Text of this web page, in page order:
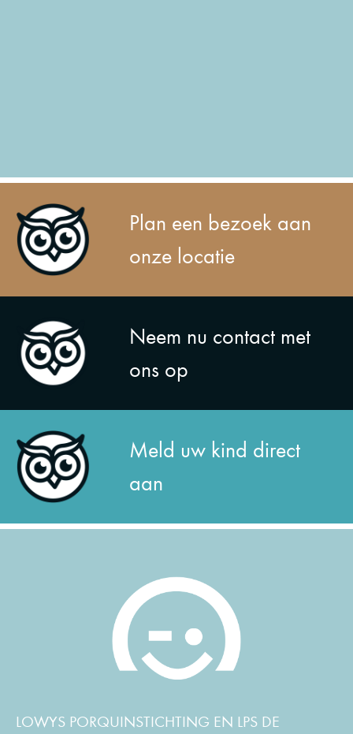
Plan een bezoek aan
onze locatie
Neem nu contact met
ons op
Meld uw kind direct
aan
LOWYS PORQUINSTICHTING EN LPS DE